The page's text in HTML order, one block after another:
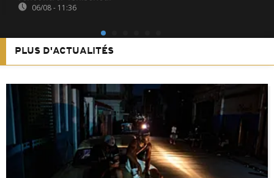
06/08 - 11:36
PLUS D'ACTUALITÉS